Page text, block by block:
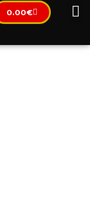
0.00€